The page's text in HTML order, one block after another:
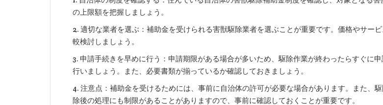
の上限額を把握しましょう。
適切な業者を選ぶ：補助金を受けられる害獣駆除業者を選ぶことが重要です。価格やサー
較検討しましょう。
申請手続きを早めに行う：申請期限がある場合が多いため、駆除作業が終わったらすぐに
行いましょう。また、必要書類が揃っているか確認しておきましょう。
注意点：補助金を受けるためには、事前に自治体の許可が必要な場合があります。また、
除後の処理にも制限があることがありますので、事前に確認しておくことが重要です。